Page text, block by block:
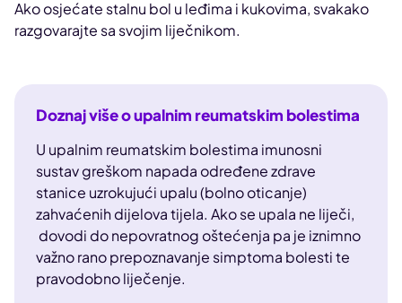
Ako osjećate stalnu bol u leđima i kukovima, svakako
razgovarajte sa svojim liječnikom.
Doznaj više o upalnim reumatskim bolestima
U upalnim reumatskim bolestima imunosni
sustav greškom napada određene zdrave
stanice uzrokujući upalu (bolno oticanje)
zahvaćenih dijelova tijela. Ako se upala ne liječi,
dovodi do nepovratnog oštećenja pa je iznimno
važno rano prepoznavanje simptoma bolesti te
pravodobno liječenje.